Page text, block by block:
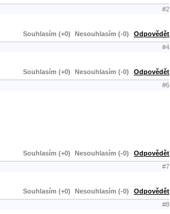
#2
Souhlasím (+0) Nesouhlasím (-0) Odpovědět
#4
Souhlasím (+0) Nesouhlasím (-0) Odpovědět
#6
Souhlasím (+0) Nesouhlasím (-0) Odpovědět
#7
Souhlasím (+0) Nesouhlasím (-0) Odpovědět
#8